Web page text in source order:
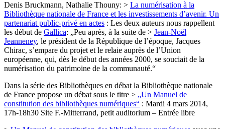
Denis Bruckmann, Nathalie Thouny: > La numérisation à la
Bibliothèque nationale de France et les investissements d’avenir. Un
partenariat public-privé en actes : Les deux auteurs nous rappellent
les début de Gallica: „Peu après, à la suite de > Jean-Noël
Jeanneney, le président de la République de l’époque, Jacques
Chirac, s’empare du projet et le relaie auprès de l’Union
européenne, qui, dès le début des années 2000, se souciait de la
numérisation du patrimoine de la communauté.“
Dans la série des Bibliothèques en débat la Bibliothèque nationale
de France propose un débat sous le titre > „Un Manuel de
constitution des bibliothèques numériques“ : Mardi 4 mars 2014,
17h-18h30 Site F.-Mitterrand, petit auditorium – Entrée libre